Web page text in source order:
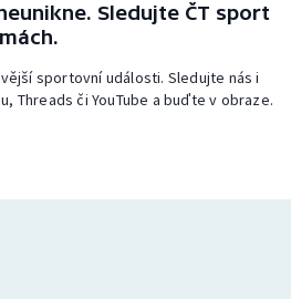
Sledujte ČT sport
sportovní události. Sledujte nás i
Threads či YouTube a buďte v obraze.